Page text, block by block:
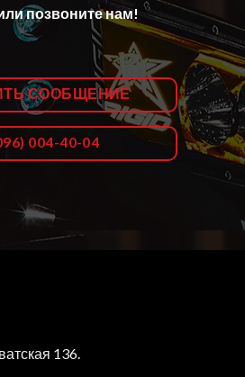
позвоните нам!
СООБЩЕНИЕ
004-40-04
136.